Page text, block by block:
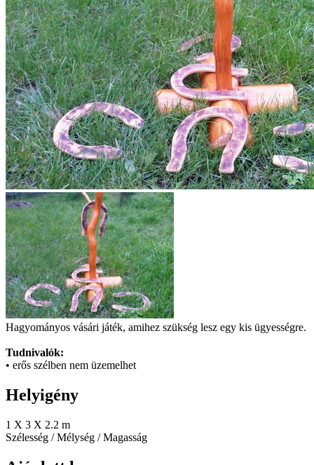
Hagyományos vásári játék, amihez szükség lesz egy kis ügyességre.
Tudnivalók:
• erős szélben nem üzemelhet
Helyigény
1 X 3 X 2.2 m
Szélesség / Mélység / Magasság